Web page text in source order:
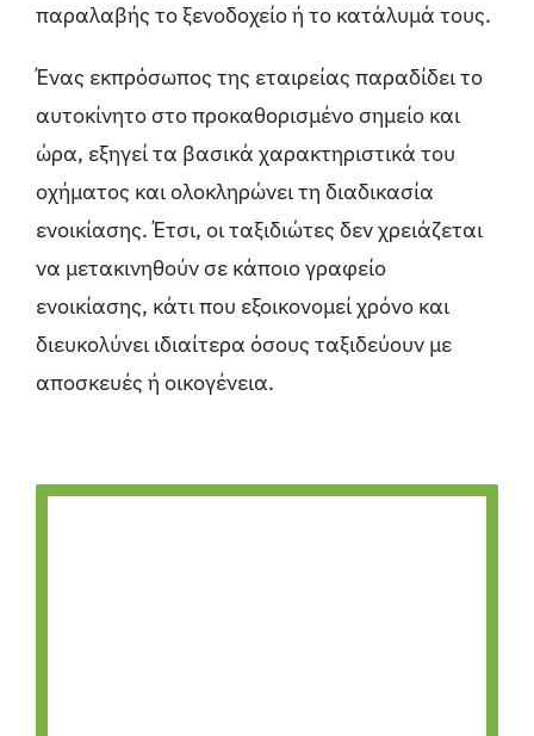
παραλαβής το ξενοδοχείο ή το κατάλυμά τους.
Ένας εκπρόσωπος της εταιρείας παραδίδει το
αυτοκίνητο στο προκαθορισμένο σημείο και
ώρα, εξηγεί τα βασικά χαρακτηριστικά του
οχήματος και ολοκληρώνει τη διαδικασία
ενοικίασης. Έτσι, οι ταξιδιώτες δεν χρειάζεται
να μετακινηθούν σε κάποιο γραφείο
ενοικίασης, κάτι που εξοικονομεί χρόνο και
διευκολύνει ιδιαίτερα όσους ταξιδεύουν με
αποσκευές ή οικογένεια.